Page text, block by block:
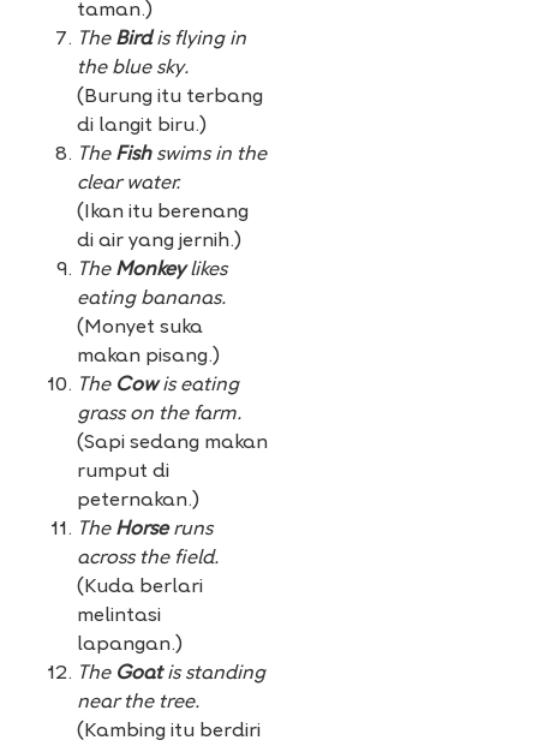
taman.)
The Bird is flying in
the blue sky.
(Burung itu terbang
di langit biru.)
The Fish swims in the
clear water.
(Ikan itu berenang
di air yang jernih.)
The Monkey likes
eating bananas.
(Monyet suka
makan pisang.)
The Cow is eating
grass on the farm.
(Sapi sedang makan
rumput di
peternakan.)
The Horse runs
across the field.
(Kuda berlari
melintasi
lapangan.)
The Goat is standing
near the tree.
(Kambing itu berdiri